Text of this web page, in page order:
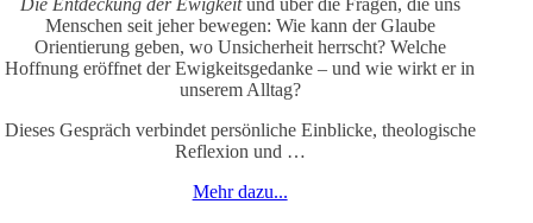
Die Entdeckung der Ewigkeitund über die Fragen, die uns
Menschen seit jeher bewegen: Wie kann der Glaube
Orientierung geben, wo Unsicherheit herrscht? Welche
Hoffnung eröffnet der Ewigkeitsgedanke – und wie wirkt er in
unserem Alltag?
Dieses Gespräch verbindet persönliche Einblicke, theologische
Reflexion und …
Mehr dazu...